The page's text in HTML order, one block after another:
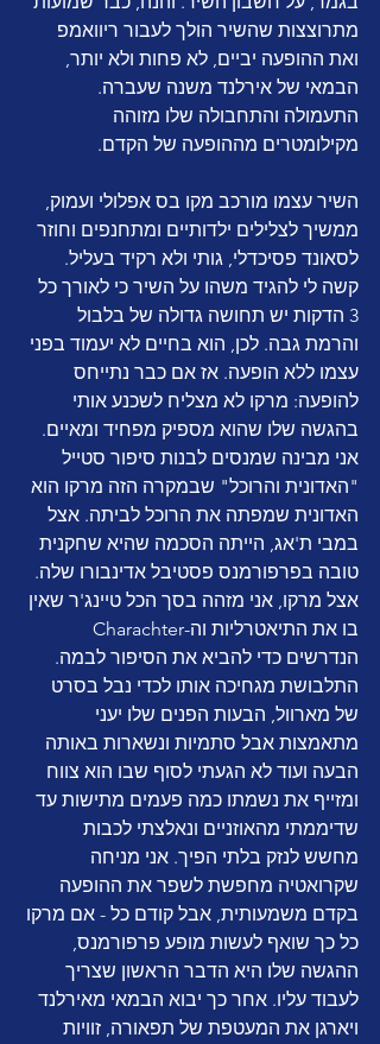
מתרוצצות שהשיר הולך לעבור ריוואמפ
ואת ההופעה יביים, לא פחות ולא יותר,
הבמאי של אירלנד משנה שעברה.
התעמולה והתחבולה שלו מזוהה
מקילומטרים מההופעה של הקדם.
השיר עצמו מורכב מקו בס אפלולי ועמוק,
ממשיך לצלילים ילדותיים ומתחנפים וחוזר
לסאונד פסיכדלי, גותי ולא רקיד בעליל.
קשה לי להגיד משהו על השיר כי לאורך כל
3 הדקות יש תחושה גדולה של בלבול
והרמת גבה. לכן, הוא בחיים לא יעמוד בפני
עצמו ללא הופעה. אז אם כבר נתייחס
להופעה: מרקו לא מצליח לשכנע אותי
בהגשה שלו שהוא מספיק מפחיד ומאיים.
אני מבינה שמנסים לבנות סיפור סטייל
"האדונית והרוכל" שבמקרה הזה מרקו הוא
האדונית שמפתה את הרוכל לביתה. אצל
במבי ת'אג, הייתה הסכמה שהיא שחקנית
טובה בפרפורמנס פסטיבל אדינבורו שלה.
אצל מרקו, אני מזהה בסך הכל טיינג'ר שאין
הנדרשים כדי להביא את הסיפור לבמה.
התלבושת מגחיכה אותו לכדי נבל בסרט
של מארוול, הבעות הפנים שלו יעני
מתאמצות אבל סתמיות ונשארות באותה
הבעה ועוד לא הגעתי לסוף שבו הוא צווח
ומזייף את נשמתו כמה פעמים מתישות עד
שדיממתי מהאוזניים ונאלצתי לכבות
מחשש לנזק בלתי הפיך. אני מניחה
שקרואטיה מחפשת לשפר את ההופעה
בקדם משמעותית, אבל קודם כל - אם מרקו
כל כך שואף לעשות מופע פרפורמנס,
ההגשה שלו היא הדבר הראשון שצריך
לעבוד עליו. אחר כך יבוא הבמאי מאירלנד
ויארגן את המעטפת של תפאורה, זוויות